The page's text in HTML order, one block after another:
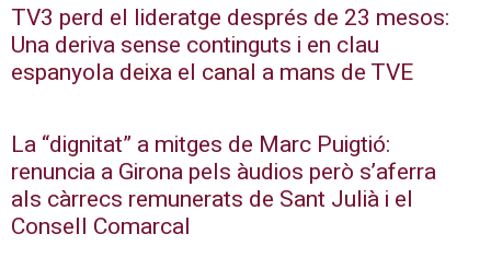
TV3 perd el lideratge després de 23 mesos:
Una deriva sense continguts i en clau
espanyola deixa el canal a mans de TVE
La “dignitat” a mitges de Marc Puigtió:
renuncia a Girona pels àudios però s’aferra
als càrrecs remunerats de Sant Julià i el
Consell Comarcal